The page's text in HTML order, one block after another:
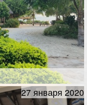
27 января 2020